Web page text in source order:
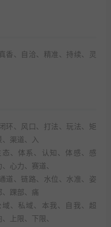
香、自洽、精准、持续、灵
环、风口、打法、玩法、矩
、渠道、入
、体系、认知、体感、感
心力、赛道、
道、链路、水位、水准、姿
踝部、痛
、私域、本我、自我、超
上限、下限、